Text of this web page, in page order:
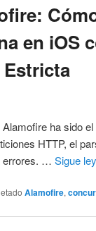
en iOS
ha sido
HTTP, el
errores. …Sigue
Alamofire,